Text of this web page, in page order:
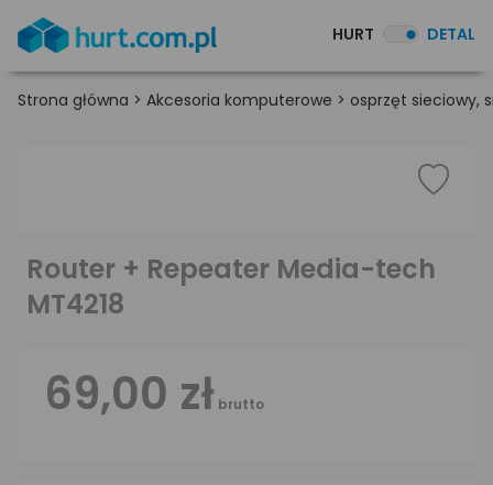
HURT DETAL
Strona główna > Akcesoria komputerowe > osprzęt sieciowy,
Router + Repeater Media-tech
MT4218
69,00 zł brutto